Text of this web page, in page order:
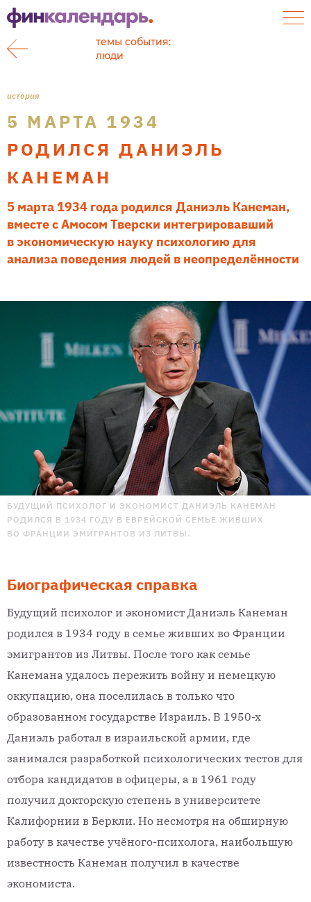
темы события:
люди
история
5 МАРТА 1934
РОДИЛСЯ ДАНИЭЛЬ
КАНЕМАН
5 марта 1934 года родился Даниэль Канеман,
вместе с Амосом Тверски интегрировавший
в экономическую науку психологию для
анализа поведения людей в неопределённости
БУДУЩИЙ ПСИХОЛОГ И ЭКОНОМИСТ ДАНИЭЛЬ КАНЕМАН
РОДИЛСЯ В 1934 ГОДУ В ЕВРЕЙСКОЙ СЕМЬЕ ЖИВШИХ
ВО ФРАНЦИИ ЭМИГРАНТОВ ИЗ ЛИТВЫ.
Биографическая справка
Будущий психолог и экономист Даниэль Канеман
родился в 1934 году в семье живших во Франции
эмигрантов из Литвы. После того как семье
Канемана удалось пережить войну и немецкую
оккупацию, она поселилась в только что
образованном государстве Израиль. В 1950-х
Даниэль работал в израильской армии, где
занимался разработкой психологических тестов для
отбора кандидатов в офицеры, а в 1961 году
получил докторскую степень в университете
Калифорнии в Беркли. Но несмотря на обширную
работу в качестве учёного-психолога, наибольшую
известность Канеман получил в качестве
экономиста.